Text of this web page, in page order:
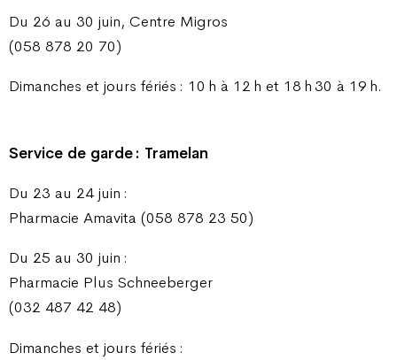
Du 26 au 30 juin, Centre Migros
(058 878 20 70)
Dimanches et jours fériés : 10 h à 12 h et 18 h 30 à 19 h.
Service de garde : Tramelan
Du 23 au 24 juin :
Pharmacie Amavita (058 878 23 50)
Du 25 au 30 juin :
Pharmacie Plus Schneeberger
(032 487 42 48)
Dimanches et jours fériés :